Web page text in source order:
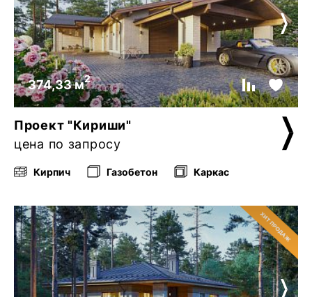
374,33 м2
Проект "Кириши"
цена по запросу
Кирпич Газобетон Каркас